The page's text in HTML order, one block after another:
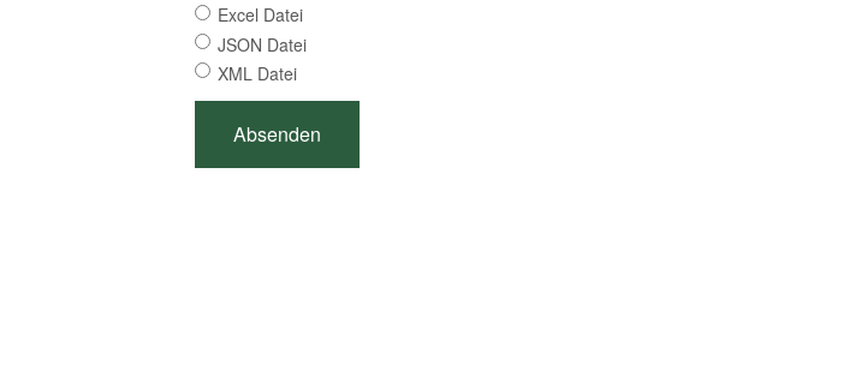
Excel Datei
JSON Datei
XML Datei